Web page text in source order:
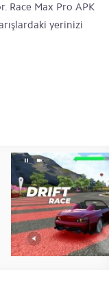
Race Max Pro APK
yerinizi